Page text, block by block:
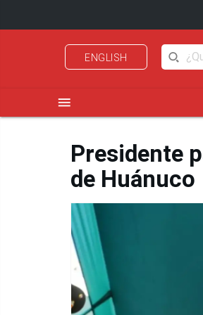
ENGLISH
menu
Presidente
de Huánuco